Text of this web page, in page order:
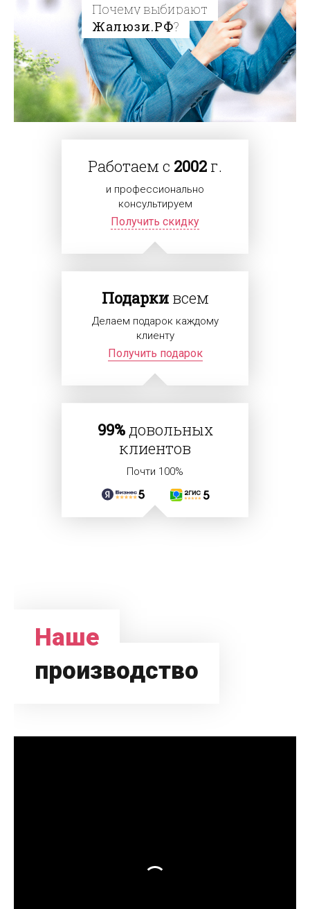
Почему выбирают
Жалюзи.РФ?
Работаем с 2002 г.
и профессионально
консультируем
Получить скидку
Подаркивсем
Делаем подарок каждому
клиенту
Получить подарок
99%довольных
клиентов
Почти 100%
Наше
производство